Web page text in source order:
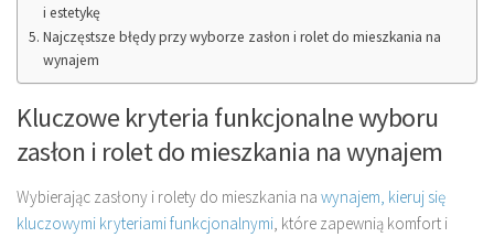
i estetykę
Najczęstsze błędy przy wyborze zasłon i rolet do mieszkania na
wynajem
Kluczowe kryteria funkcjonalne wyboru
zasłon i rolet do mieszkania na wynajem
Wybierając zasłony i rolety do mieszkania na wynajem, kieruj się
kluczowymi kryteriami funkcjonalnymi , które zapewnią komfort i